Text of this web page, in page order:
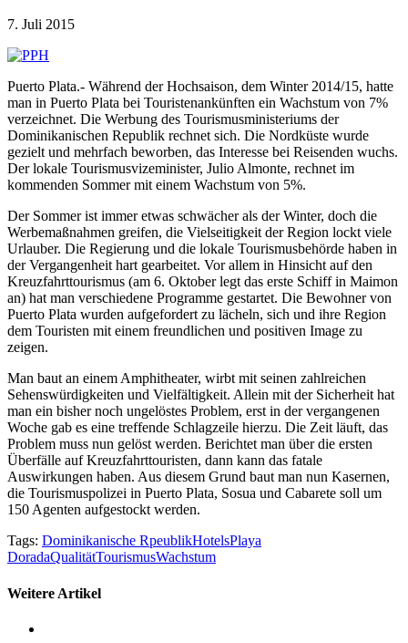
7. Juli 2015
Puerto Plata.- Während der Hochsaison, dem Winter 2014/15, hatte
man in Puerto Plata bei Touristenankünften ein Wachstum von 7%
verzeichnet. Die Werbung des Tourismusministeriums der
Dominikanischen Republik rechnet sich. Die Nordküste wurde
gezielt und mehrfach beworben, das Interesse bei Reisenden wuchs.
Der lokale Tourismusvizeminister, Julio Almonte, rechnet im
kommenden Sommer mit einem Wachstum von 5%.
Der Sommer ist immer etwas schwächer als der Winter, doch die
Werbemaßnahmen greifen, die Vielseitigkeit der Region lockt viele
Urlauber. Die Regierung und die lokale Tourismusbehörde haben in
der Vergangenheit hart gearbeitet. Vor allem in Hinsicht auf den
Kreuzfahrttourismus (am 6. Oktober legt das erste Schiff in Maimon
an) hat man verschiedene Programme gestartet. Die Bewohner von
Puerto Plata wurden aufgefordert zu lächeln, sich und ihre Region
dem Touristen mit einem freundlichen und positiven Image zu
zeigen.
Man baut an einem Amphitheater, wirbt mit seinen zahlreichen
Sehenswürdigkeiten und Vielfältigkeit. Allein mit der Sicherheit hat
man ein bisher noch ungelöstes Problem, erst in der vergangenen
Woche gab es eine treffende Schlagzeile hierzu. Die Zeit läuft, das
Problem muss nun gelöst werden. Berichtet man über die ersten
Überfälle auf Kreuzfahrttouristen, dann kann das fatale
Auswirkungen haben. Aus diesem Grund baut man nun Kasernen,
die Tourismuspolizei in Puerto Plata, Sosua und Cabarete soll um
150 Agenten aufgestockt werden.
Tags: Dominikanische RpeublikHotelsPlaya
DoradaQualitätTourismusWachstum
Weitere Artikel